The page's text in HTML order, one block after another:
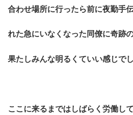
合わせ場所に行ったら前に夜勤手
れた急にいなくなった同僚に奇跡
果たしみんな明るくていい感じでし
ここに来るまではしばらく労働し